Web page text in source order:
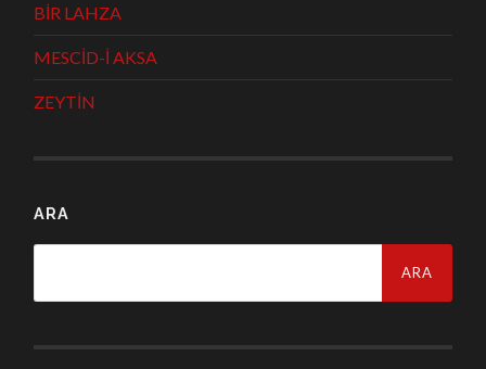
BİR LAHZA
MESCİD-İ AKSA
ZEYTİN
ARA